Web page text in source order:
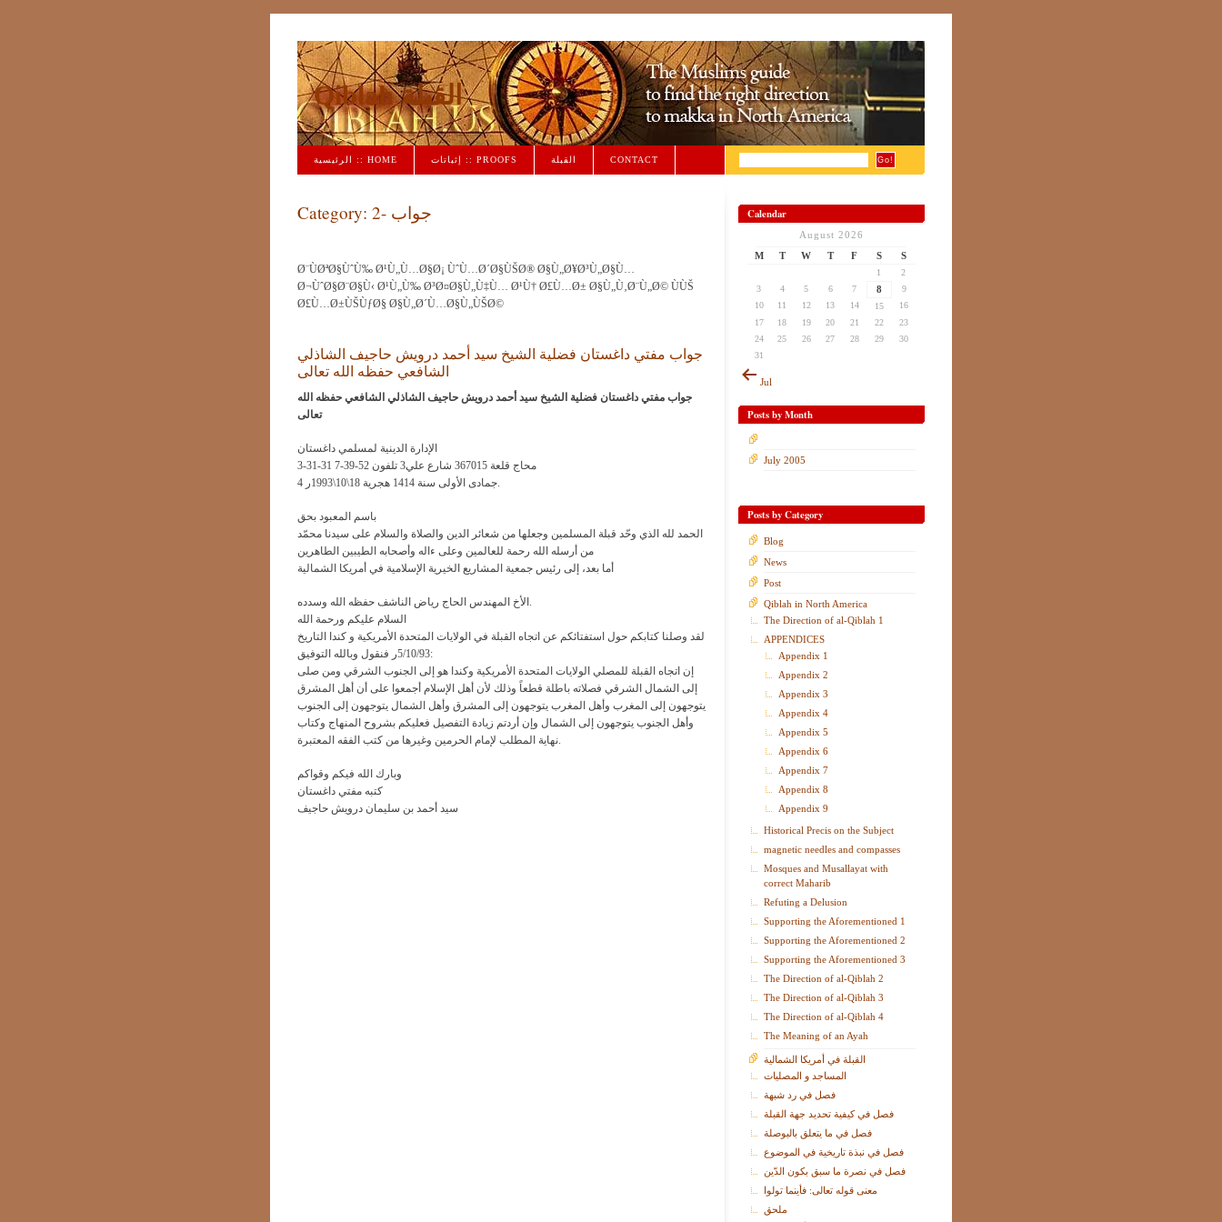
Qiblah القبلة
الرئيسية :: HOME إثباتات :: PROOFS القبلة CONTACT
Category: جواب -2
Ø¨ÙØªØ§ÙˆÙ‰ Ø¹Ù„Ù…Ø§Ø¡ ÙˆÙ…Ø´Ø§ÙŠØ® Ø§Ù„Ø¥Ø³Ù„Ø§Ù…
Ø¬ÙˆØ§Ø¨Ø§Ù‹ Ø¹Ù„Ù‰ Ø³Ø¤Ø§Ù„Ù‡Ù… Ø¹Ù† Ø£Ù…Ø± Ø§Ù„Ù‚Ø¨Ù„Ø© ÙÙŠ
Ø£Ù…Ø±ÙŠÙƒØ§ Ø§Ù„Ø´Ù…Ø§Ù„ÙŠØ©
جواب مفتي داغستان فضلية الشيخ سيد أحمد درويش حاجيف الشاذلي
الشافعي حفظه الله تعالى
جواب مفتي داغستان فضلية الشيخ سيد أحمد درويش حاجيف الشاذلي الشافعي حفظه الله
تعالى
الإدارة الدينية لمسلمي داغستان
محاج قلعة 367015 شارع علي3 تلفون 52-39-7 31-31-3
4 جمادى الأولى سنة 1414 هجرية 18\10\1993ر.
باسم المعبود بحق
الحمد لله الذي وحّد قبلة المسلمين وجعلها من شعائر الدين والصلاة والسلام على سيدنا محمّد
من أرسله الله رحمة للعالمين وعلى ءاله وأصحابه الطيبين الطاهرين
أما بعد، إلى رئيس جمعية المشاريع الخيرية الإسلامية في أمريكا الشمالية
الأخ المهندس الحاج رياض الناشف حفظه الله وسدده.
السلام عليكم ورحمة الله
لقد وصلنا كتابكم حول استفتائكم عن اتجاه القبلة في الولايات المتحدة الأمريكية و كندا التاريخ
5/10/93ر فنقول وبالله التوفيق:
إن اتجاه القبلة للمصلي الولايات المتحدة الأمريكية وكندا هو إلى الجنوب الشرقي ومن صلى
إلى الشمال الشرقي فصلاته باطلة قطعاً وذلك لأن أهل الإسلام أجمعوا على أن أهل المشرق
يتوجهون إلى المغرب وأهل المغرب يتوجهون إلى المشرق وأهل الشمال يتوجهون إلى الجنوب
وأهل الجنوب يتوجهون إلى الشمال وإن أردتم زيادة التفصيل فعليكم بشروح المنهاج وكتاب
نهاية المطلب لإمام الحرمين وغيرها من كتب الفقه المعتبرة.
وبارك الله فيكم وقواكم
كتبه مفتي داغستان
سيد أحمد بن سليمان درويش حاجيف
Calendar
August 2026
M
T W T F S S
1
2
3
4 5 6 7 8
9
10
11 12 13 14 15
16
17
18 19 20 21 22
23
24
25 26 27 28 29
30
31
Jul
Posts by Month
July 2005
Posts by Category
Blog
News
Post
Qiblah in North America
The Direction of al-Qiblah 1
APPENDICES
Appendix 1
Appendix 2
Appendix 3
Appendix 4
Appendix 5
Appendix 6
Appendix 7
Appendix 8
Appendix 9
Historical Precis on the Subject
magnetic needles and compasses
Mosques and Musallayat with
correct Maharib
Refuting a Delusion
Supporting the Aforementioned 1
Supporting the Aforementioned 2
Supporting the Aforementioned 3
The Direction of al-Qiblah 2
The Direction of al-Qiblah 3
The Direction of al-Qiblah 4
The Meaning of an Ayah
القبلة في أمريكا الشمالية
المساجد و المصليات
فصل في رد شبهة
فصل في كيفية تحديد جهة القبلة
فصل في ما يتعلق بالبوصلة
فصل في نبذة تاريخية في الموضوع
فصل في نصرة ما سبق بكون الدّين
معنى قوله تعالى: فأينما تولوا
ملحق